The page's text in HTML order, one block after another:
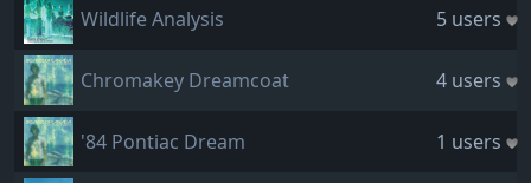
Wildlife Analysis 5 users
Chromakey Dreamcoat 4 users
'84 Pontiac Dream 1 users